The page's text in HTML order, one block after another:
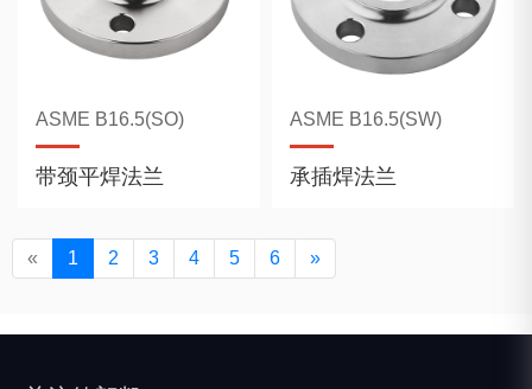
ASME B16.5(SO)
带颈平焊法兰
ASME B16.5(SW)
承插焊法兰
« 1 2 3 4 5 6 »